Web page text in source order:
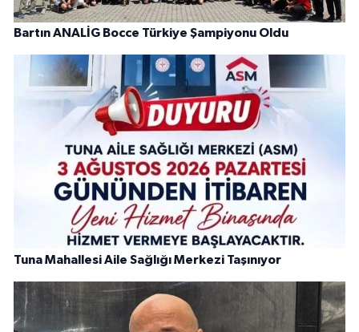
Bartın ANALİG Bocce Türkiye Şampiyonu Oldu
Tuna Mahallesi Aile Sağlığı Merkezi Taşınıyor